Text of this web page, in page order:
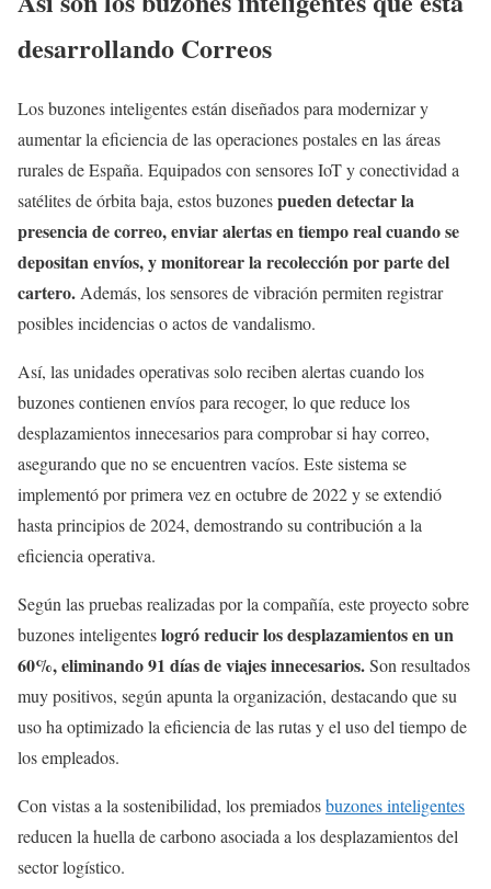
desarrollando Correos
Los buzones inteligentes están diseñados para modernizar y
aumentar la eficiencia de las operaciones postales en las áreas
rurales de España. Equipados con sensores IoT y conectividad a
satélites de órbita baja, estos buzonespueden detectar la
presencia de correo, enviar alertas en tiempo real cuando se
depositan envíos, y monitorear la recolección por parte del
cartero. Además, los sensores de vibración permiten registrar
posibles incidencias o actos de vandalismo.
Así, las unidades operativas solo reciben alertas cuando los
buzones contienen envíos para recoger, lo que reduce los
desplazamientos innecesarios para comprobar si hay correo,
asegurando que no se encuentren vacíos. Este sistema se
implementó por primera vez en octubre de 2022 y se extendió
hasta principios de 2024, demostrando su contribución a la
eficiencia operativa.
Según las pruebas realizadas por la compañía, este proyecto sobre
buzones inteligenteslogró reducir los desplazamientos en un
60%, eliminando 91 días de viajes innecesarios.Son resultados
muy positivos, según apunta la organización, destacando que su
uso ha optimizado la eficiencia de las rutas y el uso del tiempo de
los empleados.
Con vistas a la sostenibilidad, los premiadosbuzones inteligentes
reducen la huella de carbono asociada a los desplazamientos del
sector logístico.